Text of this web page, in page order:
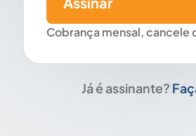
Cobrança mensal, cancele
Já é assinante?